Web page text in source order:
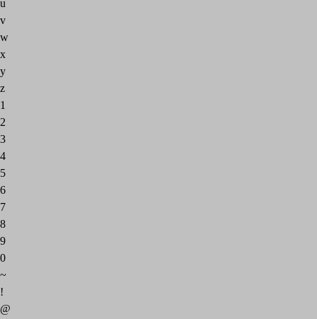
u
v
w
x
y
z
1
2
3
4
5
6
7
8
9
0
~
!
@